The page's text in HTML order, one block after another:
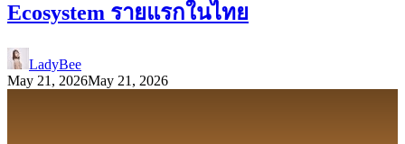
Ecosystem รายแรกในไทย
LadyBee
May 21, 2026May 21, 2026